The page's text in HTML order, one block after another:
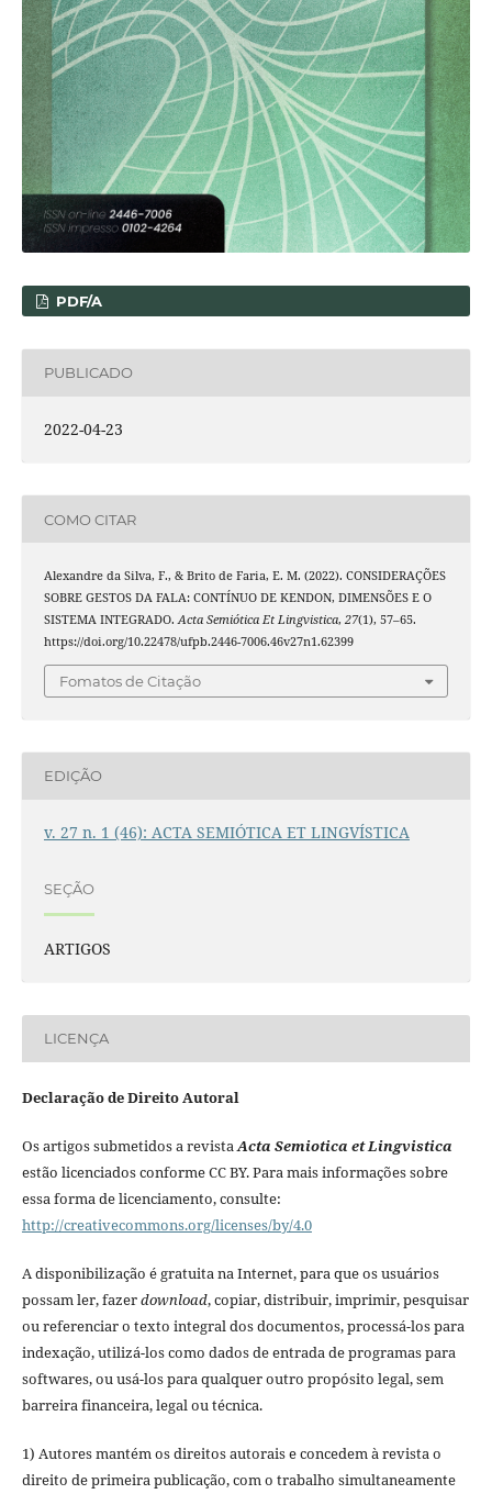
PDF/A
PUBLICADO
2022-04-23
COMO CITAR
Alexandre da Silva, F., & Brito de Faria, E. M. (2022). CONSIDERAÇÕES
SOBRE GESTOS DA FALA: CONTÍNUO DE KENDON, DIMENSÕES E O
SISTEMA INTEGRADO.Acta Semiótica Et Lingvistica, 27(1), 57–65.
https://doi.org/10.22478/ufpb.2446-7006.46v27n1.62399
Fomatos de Citação
EDIÇÃO
v. 27 n. 1 (46): ACTA SEMIÓTICA ET LINGVÍSTICA
SEÇÃO
ARTIGOS
LICENÇA
Declaração de Direito Autoral
Os artigos submetidos a revistaActa Semiotica et Lingvistica
estão licenciados conforme CC BY. Para mais informações sobre
essa forma de licenciamento, consulte:
http://creativecommons.org/licenses/by/4.0
A disponibilização é gratuita na Internet, para que os usuários
possam ler, fazerdownload, copiar, distribuir, imprimir, pesquisar
ou referenciar o texto integral dos documentos, processá-los para
indexação, utilizá-los como dados de entrada de programas para
softwares, ou usá-los para qualquer outro propósito legal, sem
barreira financeira, legal ou técnica.
1) Autores mantém os direitos autorais e concedem à revista o
direito de primeira publicação, com o trabalho simultaneamente